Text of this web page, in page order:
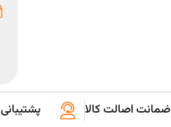
ضمانت اصالت کالا پشتیبانی 24/7